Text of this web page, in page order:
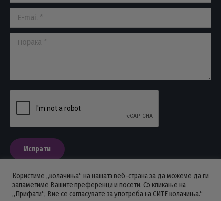
windowwindowwindow
E-mail *
Порака *
Испрати
Користиме „колачиња“ на нашата веб-страна за да можеме да ги
запаметиме Вашите преференци и посети. Со кликање на
„Прифати“, Вие се согласувате за употреба на СИТЕ колачиња.“